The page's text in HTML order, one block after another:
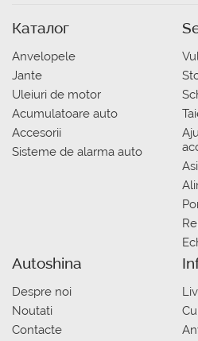
Каталог
Anvelopele
Jante
Uleiuri de motor
Acumulatoare auto
Accesorii
Sisteme de alarma auto
Autoshina
Despre noi
Noutati
Contacte